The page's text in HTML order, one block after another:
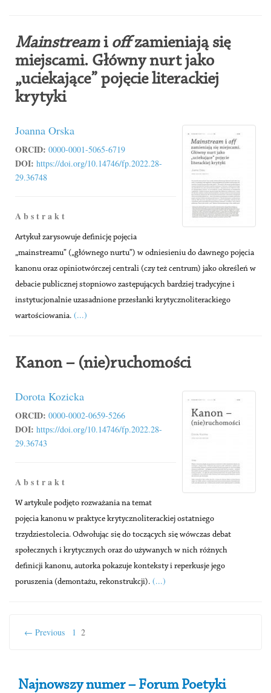
Mainstreami offzamieniają się
miejscami. Główny nurt jako
„uciekające” pojęcie literackiej
krytyki
Joanna Orska
ORCID: 0000-0001-5065-6719
DOI: https://doi.org/10.14746/fp.2022.28-
29.36748
A b s t r a k t
Artykuł zarysowuje definicję pojęcia
„mainstreamu” („głównego nurtu”) w odniesieniu do dawnego pojęcia
kanonu oraz opiniotwórczej centrali (czy też centrum) jako określeń w
debacie publicznej stopniowo zastępujących bardziej tradycyjne i
instytucjonalnie uzasadnione przesłanki krytycznoliterackiego
wartościowania. (...)
Kanon – (nie)ruchomości
Dorota Kozicka
ORCID: 0000-0002-0659-5266
DOI: https://doi.org/10.14746/fp.2022.28-
29.36743
A b s t r a k t
W artykule podjęto rozważania na temat
pojęcia kanonu w praktyce krytycznoliterackiej ostatniego
trzydziestolecia. Odwołując się do toczących się wówczas debat
społecznych i krytycznych oraz do używanych w nich różnych
definicji kanonu, autorka pokazuje konteksty i reperkusje jego
poruszenia (demontażu, rekonstrukcji). (...)
← Previous 1 2
Secondary Sidebar
Najnowszy numer – Forum Poetyki